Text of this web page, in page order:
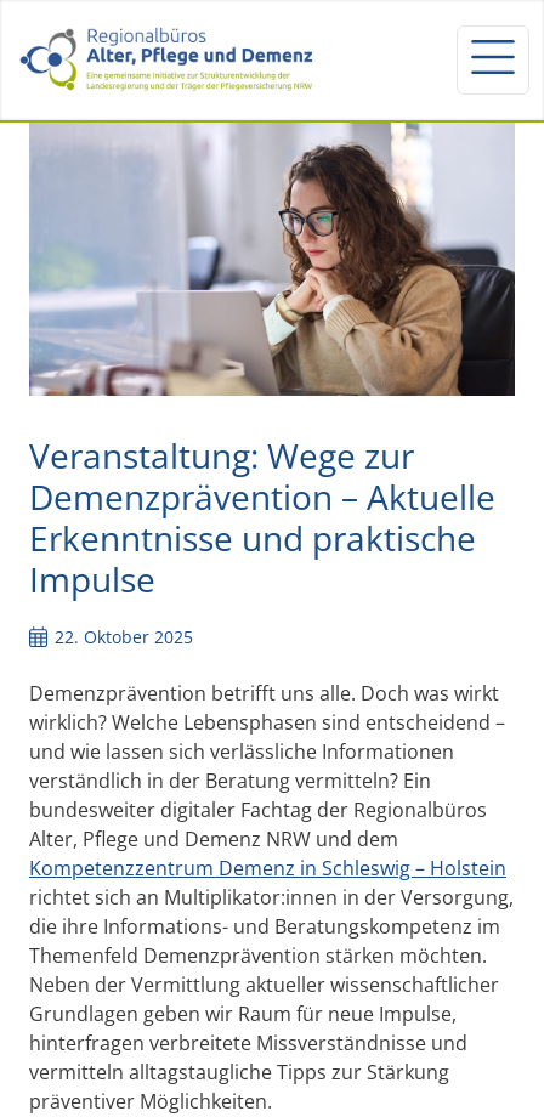
Veranstaltung: Wege zur
Demenzprävention – Aktuelle
Erkenntnisse und praktische
Impulse
22. Oktober 2025
Demenzprävention betrifft uns alle. Doch was wirkt
wirklich? Welche Lebensphasen sind entscheidend –
und wie lassen sich verlässliche Informationen
verständlich in der Beratung vermitteln? Ein
bundesweiter digitaler Fachtag der Regionalbüros
Alter, Pflege und Demenz NRW und dem
Kompetenzzentrum Demenz in Schleswig – Holstein
richtet sich an Multiplikator:innen in der Versorgung,
die ihre Informations- und Beratungskompetenz im
Themenfeld Demenzprävention stärken möchten.
Neben der Vermittlung aktueller wissenschaftlicher
Grundlagen geben wir Raum für neue Impulse,
hinterfragen verbreitete Missverständnisse und
vermitteln alltagstaugliche Tipps zur Stärkung
präventiver Möglichkeiten.